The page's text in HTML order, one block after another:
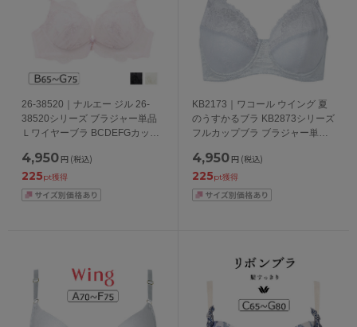
26-38520｜ナルエー ジル 26-
38520シリーズ ブラジャー単品
Ｌワイヤーブラ BCDEFGカップ
4,950 円 (税込)
225pt獲得
KB2173｜ワコール ウイング 夏
のうすかるブラ KB2873シリーズ
フルカップブラ ブラジャー単品
70/75/80/85cm
4,950 円 (税込)
225pt獲得